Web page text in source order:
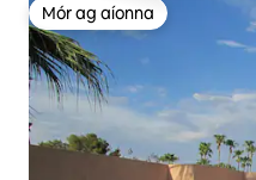
Mór ag aíonna
Mór ag aíonna